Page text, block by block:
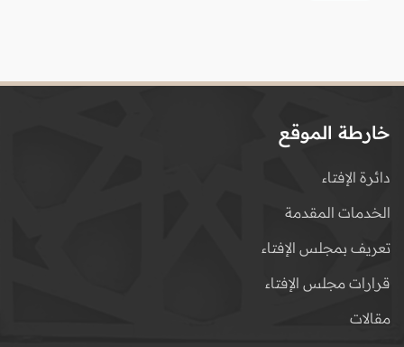
خارطة الموقع
دائرة الإفتاء
الخدمات المقدمة
تعريف بمجلس الإفتاء
قرارات مجلس الإفتاء
مقالات